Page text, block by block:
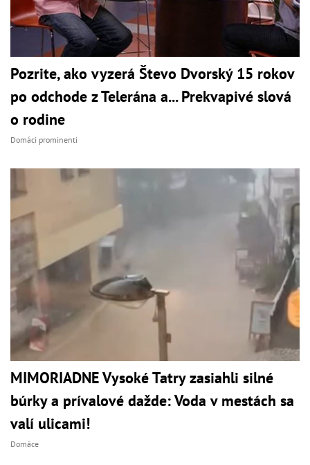
Pozrite, ako vyzerá Števo Dvorský 15 rokov
po odchode z Telerána a... Prekvapivé slová
o rodine
Domáci prominenti
MIMORIADNE Vysoké Tatry zasiahli silné
búrky a prívalové dažde: Voda v mestách sa
valí ulicami!
Domáce